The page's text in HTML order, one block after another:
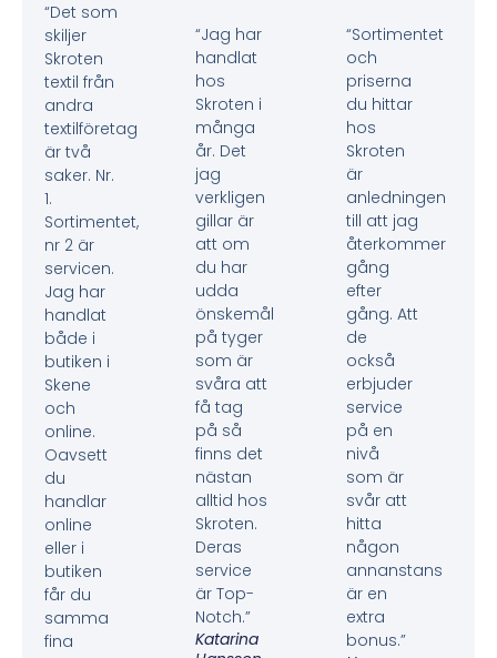
“Det som
skiljer
Skroten
textil från
andra
textilföretag
är två
saker. Nr.
1.
Sortimentet,
nr 2 är
servicen.
Jag har
handlat
både i
butiken i
Skene
och
online.
Oavsett
du
handlar
online
eller i
butiken
får du
samma
fina
“Jag har
handlat
hos
Skroten i
många
år. Det
jag
verkligen
gillar är
att om
du har
udda
önskemål
på tyger
som är
svåra att
få tag
på så
finns det
nästan
alltid hos
Skroten.
Deras
service
är Top-
Notch.”
Katarina
“Sortimentet
och
priserna
du hittar
hos
Skroten
är
anledningen
till att jag
återkommer
gång
efter
gång. Att
de
också
erbjuder
service
på en
nivå
som är
svår att
hitta
någon
annanstans
är en
extra
bonus.”